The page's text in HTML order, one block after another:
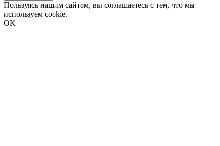
Пользуясь нашим сайтом, вы соглашаетесь с тем, что мы
используем cookie.
OK